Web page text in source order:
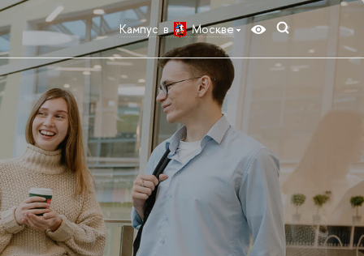
Кампус в Москве